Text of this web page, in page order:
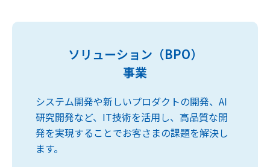
ソリューション（BPO）
事業
システム開発や新しいプロダクトの開発、AI
研究開発など、IT技術を活用し、高品質な開
発を実現することでお客さまの課題を解決し
ます。